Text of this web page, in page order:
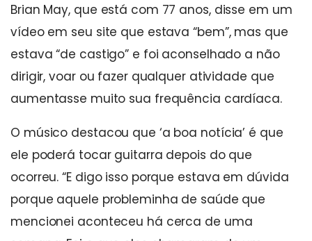
Brian May, que está com 77 anos, disse em um
vídeo em seu site que estava “bem”, mas que
estava “de castigo” e foi aconselhado a não
dirigir, voar ou fazer qualquer atividade que
aumentasse muito sua frequência cardíaca.
O músico destacou que ‘a boa notícia’ é que
ele poderá tocar guitarra depois do que
ocorreu. “E digo isso porque estava em dúvida
porque aquele probleminha de saúde que
mencionei aconteceu há cerca de uma